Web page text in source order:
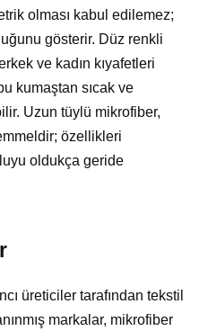
olması kabul edilemez;
gösterir. Düz renkli
ve kadın kıyafetleri
kumaştan sıcak ve
Uzun tüylü mikrofiber,
özellikleri
oldukça geride
üreticiler tarafından tekstil
markalar, mikrofiber